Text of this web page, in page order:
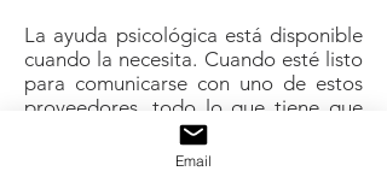
La ayuda psicológica está disponible
cuando la necesita. Cuando esté listo
para comunicarse con uno de estos
proveedores, todo lo que tiene que
hacer es contactarlos a través de sus
formularios de contacto privados.
Email